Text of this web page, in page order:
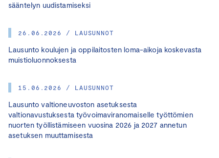
sääntelyn uudistamiseksi
26.06.2026 / LAUSUNNOT
Lausunto koulujen ja oppilaitosten loma-aikoja koskevasta
muistioluonnoksesta
15.06.2026 / LAUSUNNOT
Lausunto valtioneuvoston asetuksesta
valtionavustuksesta työvoimaviranomaiselle työttömien
nuorten työllistämiseen vuosina 2026 ja 2027 annetun
asetuksen muuttamisesta